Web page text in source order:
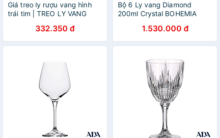
Giá treo ly rượu vang hình
trái tim | TREO LY VANG
332.350 đ
Bộ 6 Ly vang Diamond
200ml Crystal BOHEMIA
1.530.000 đ